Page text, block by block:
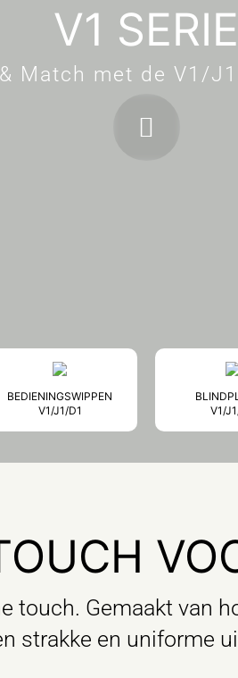
V1 SERIE
Match met de V1/
BEDIENINGSWIPPEN
V1/J1/D1
V1/
touch. Gemaakt van
strakke en uniforme